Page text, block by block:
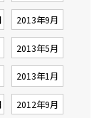
2013年9月
2013年5月
2013年1月
2012年9月